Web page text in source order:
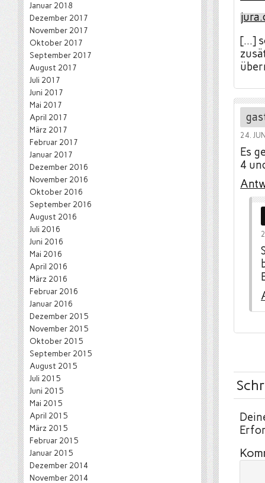
[…]
24.
Es
4
Januar 2018
Dezember 2017
November 2017
Oktober 2017
September 2017
August 2017
Juli 2017
Juni 2017
Mai 2017
April 2017
März 2017
Februar 2017
Januar 2017
Dezember 2016
November 2016
Oktober 2016
September 2016
August 2016
Juli 2016
Juni 2016
Mai 2016
April 2016
März 2016
Februar 2016
Januar 2016
Dezember 2015
November 2015
Oktober 2015
September 2015
August 2015
Juli 2015
Juni 2015
Mai 2015
April 2015
März 2015
Februar 2015
Januar 2015
Dezember 2014
November 2014